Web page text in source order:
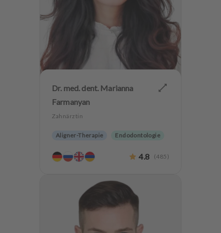
Dr. med. dent. Marianna
Farmanyan
Zahnärztin
Aligner-Therapie
Endodontologie
Ästhetische Zahnheilkunde
Implantologie
4.8 (485 )